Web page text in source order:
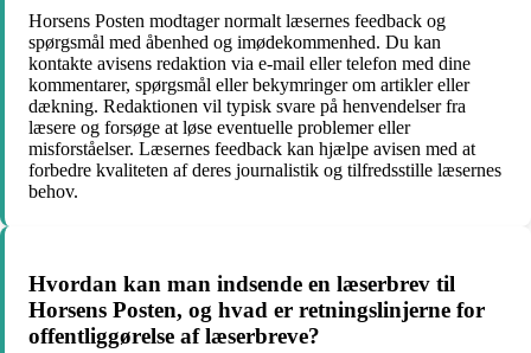
Horsens Posten modtager normalt læsernes feedback og
spørgsmål med åbenhed og imødekommenhed. Du kan
kontakte avisens redaktion via e-mail eller telefon med dine
kommentarer, spørgsmål eller bekymringer om artikler eller
dækning. Redaktionen vil typisk svare på henvendelser fra
læsere og forsøge at løse eventuelle problemer eller
misforståelser. Læsernes feedback kan hjælpe avisen med at
forbedre kvaliteten af deres journalistik og tilfredsstille læsernes
behov.
Hvordan kan man indsende en læserbrev til
Horsens Posten, og hvad er retningslinjerne for
offentliggørelse af læserbreve?